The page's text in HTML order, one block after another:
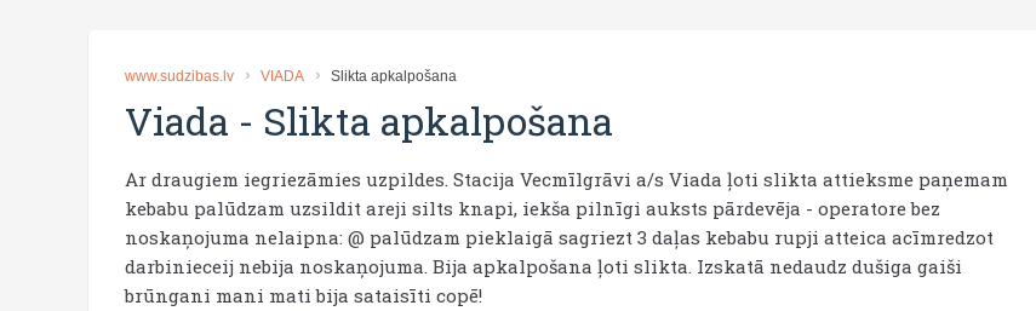
www.sudzibas.lv VIADA Slikta apkalpošana
Viada - Slikta apkalpošana
Ar draugiem iegriezāmies uzpildes. Stacija Vecmīlgrāvi a/s Viada ļoti slikta attieksme paņemam
kebabu palūdzam uzsildit areji silts knapi, iekša pilnīgi auksts pārdevēja - operatore bez
noskaņojuma nelaipna: @ palūdzam pieklaigā sagriezt 3 daļas kebabu rupji atteica acīmredzot
darbinieceij nebija noskaņojuma. Bija apkalpošana ļoti slikta. Izskatā nedaudz dušiga gaiši
brūngani mani mati bija sataisīti copē!